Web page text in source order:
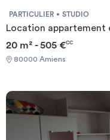
PARTICULIER STUDIO
Location appartement
20 m² - 505 €CC
80000 Amiens